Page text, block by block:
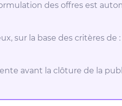
des offres est
sur la base des critères de
avant la clôture de la